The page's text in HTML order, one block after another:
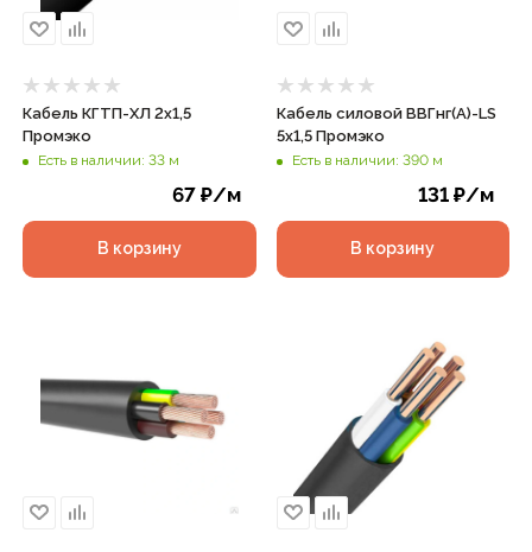
Кабель КГТП-ХЛ 2х1,5
Промэко
Есть в наличии: 33 м
67₽/м
В корзину
Кабель силовой ВВГнг(А)-LS
5х1,5 Промэко
Есть в наличии: 390 м
131 ₽/м
В корзину